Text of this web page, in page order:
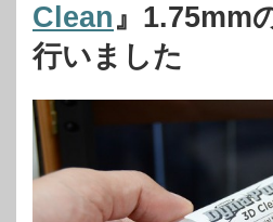
Clean』1.75mm
行いました